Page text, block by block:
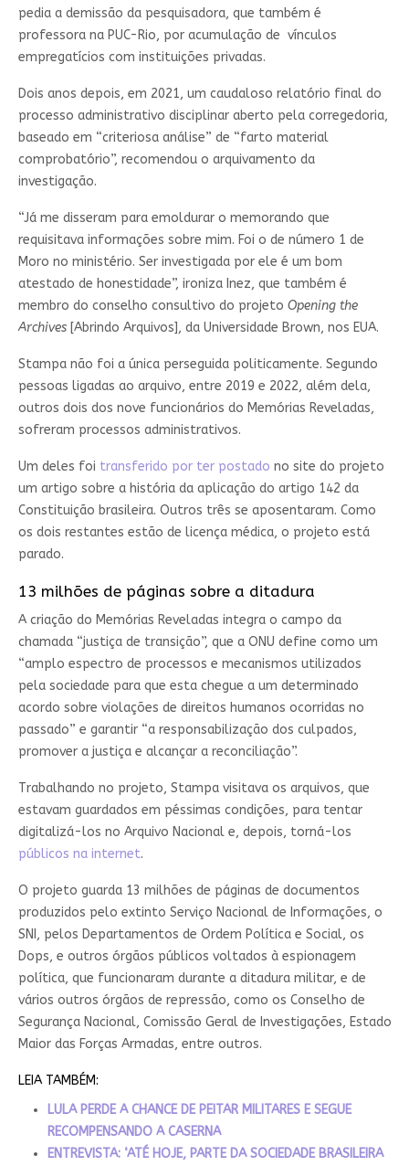
pedia a demissão da pesquisadora, que também é
professora na PUC-Rio, por acumulação de vínculos
empregatícios com instituições privadas.
Dois anos depois, em 2021, um caudaloso relatório final do
processo administrativo disciplinar aberto pela corregedoria,
baseado em “criteriosa análise” de “farto material
comprobatório”, recomendou o arquivamento da
investigação.
“Já me disseram para emoldurar o memorando que
requisitava informações sobre mim. Foi o de número 1 de
Moro no ministério. Ser investigada por ele é um bom
atestado de honestidade”, ironiza Inez, que também é
membro do conselho consultivo do projeto Opening the
Archives [Abrindo Arquivos], da Universidade Brown, nos EUA.
Stampa não foi a única perseguida politicamente. Segundo
pessoas ligadas ao arquivo, entre 2019 e 2022, além dela,
outros dois dos nove funcionários do Memórias Reveladas,
sofreram processos administrativos.
Um deles foi transferido por ter postado no site do projeto
um artigo sobre a história da aplicação do artigo 142 da
Constituição brasileira. Outros três se aposentaram. Como
os dois restantes estão de licença médica, o projeto está
parado.
13 milhões de páginas sobre a ditadura
A criação do Memórias Reveladas integra o campo da
chamada “justiça de transição”, que a ONU define como um
“amplo espectro de processos e mecanismos utilizados
pela sociedade para que esta chegue a um determinado
acordo sobre violações de direitos humanos ocorridas no
passado” e garantir “a responsabilização dos culpados,
promover a justiça e alcançar a reconciliação”.
Trabalhando no projeto, Stampa visitava os arquivos, que
estavam guardados em péssimas condições, para tentar
digitalizá-los no Arquivo Nacional e, depois, torná-los
públicos na internet.
O projeto guarda 13 milhões de páginas de documentos
produzidos pelo extinto Serviço Nacional de Informações, o
SNI, pelos Departamentos de Ordem Política e Social, os
Dops, e outros órgãos públicos voltados à espionagem
política, que funcionaram durante a ditadura militar, e de
vários outros órgãos de repressão, como os Conselho de
Segurança Nacional, Comissão Geral de Investigações, Estado
Maior das Forças Armadas, entre outros.
LEIA TAMBÉM:
LULA PERDE A CHANCE DE PEITAR MILITARES E SEGUE
RECOMPENSANDO A CASERNA
ENTREVISTA: ‘ATÉ HOJE, PARTE DA SOCIEDADE BRASILEIRA